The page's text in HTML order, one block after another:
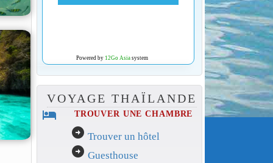
Powered by 12Go Asiasystem
VOYAGE THAÏLANDE
hotel TROUVER UNE CHAMBRE
arrow_circle_right Trouver un hôtel
arrow_circle_right Guesthouse